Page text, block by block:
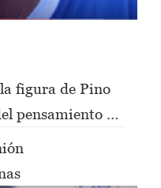
figura de Pino
pensamiento de